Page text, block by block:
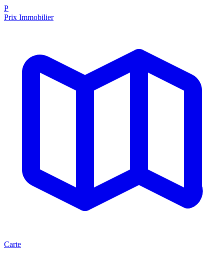
P
Prix Immobilier
Carte